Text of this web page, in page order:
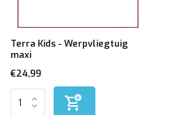
Terra Kids - Werpvliegtuig
maxi
€24,99